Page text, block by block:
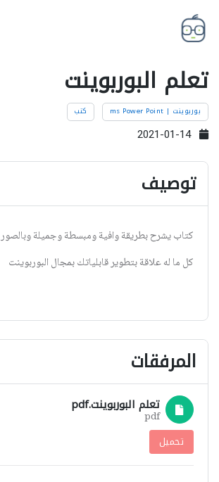
تعلم البوربوينت
بوربوينت | ms Power Point كتب
2021-01-14
توصيف
كتاب يشرح بطريقة وافية ومبسطة وجميلة وبالصور
كل ما له علاقة بتطوير قابلياتك بمجال البوربوينت
المرفقات
تعلم البوربوينت.pdf
pdf
تحميل